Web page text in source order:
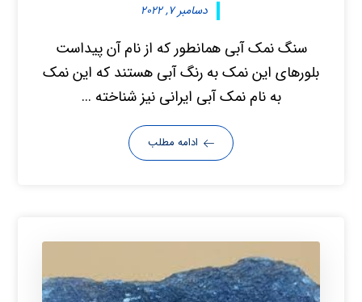
دسامبر ۷, ۲۰۲۲
سنگ نمک آبی همانطور که از نام آن پیداست
بلورهای این نمک به رنگ آبی هستند که این نمک
به نام نمک آبی ایرانی نیز شناخته ...
ادامه مطلب